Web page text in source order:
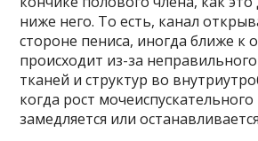
ниже него. То есть, канал
стороне пениса, иногда ближе к
происходит из-за
тканей и структур во
когда рост мочеиспускательного
замедляется или